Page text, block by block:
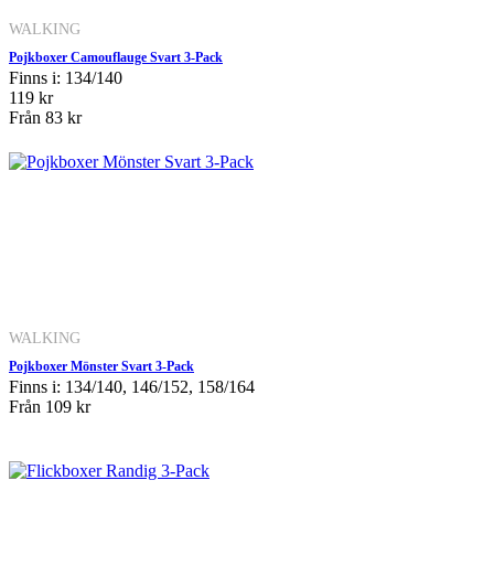
WALKING
Pojkboxer Camouflauge Svart 3-Pack
Finns i: 134/140
119 kr
Från 83 kr
WALKING
Pojkboxer Mönster Svart 3-Pack
Finns i: 134/140, 146/152, 158/164
Från 109 kr